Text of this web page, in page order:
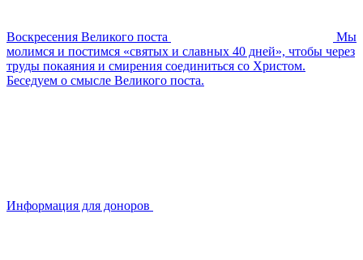
Воскресения Великого поста
Мы
молимся и постимся «святых и славных 40 дней», чтобы через
труды покаяния и смирения соединиться со Христом.
Беседуем о смысле Великого поста.
Информация для доноров